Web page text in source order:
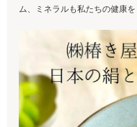
ム、ミネラルも私たちの健康